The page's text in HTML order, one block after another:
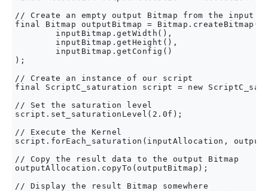
// Create an empty output Bitmap from the input
final Bitmap outputBitmap = Bitmap.createBitmap(
        inputBitmap.getWidth(),
        inputBitmap.getHeight(),
        inputBitmap.getConfig()
);
// Create an instance of our script
final ScriptC_saturation script = new
// Set the saturation level
script.set_saturationLevel(2.0f);
// Execute the Kernel
script.forEach_saturation(inputAllocation,
// Copy the result data to the output Bitmap
outputAllocation.copyTo(outputBitmap);
// Display the result Bitmap somewhere